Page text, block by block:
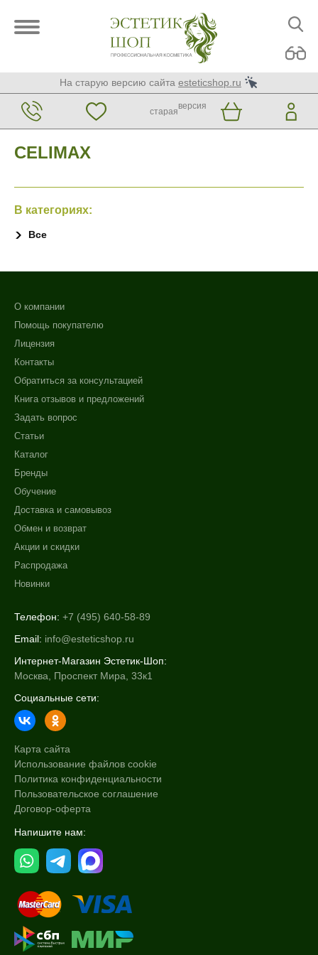
На старую версию сайта esteticshop.ru
старая
версия
CELIMAX
В категориях:
Все
О компании
Помощь покупателю
Лицензия
Контакты
Обратиться за консультацией
Книга отзывов и предложений
Задать вопрос
Статьи
Каталог
Бренды
Обучение
Доставка и самовывоз
Обмен и возврат
Акции и скидки
Распродажа
Новинки
Телефон: +7 (495) 640-58-89
Email: info@esteticshop.ru
Интернет-Магазин Эстетик-Шоп:
Москва, Проспект Мира, 33к1
Социальные сети:
Карта сайта
Использование файлов cookie
Политика конфиденциальности
Пользовательское соглашение
Договор-оферта
Напишите нам: